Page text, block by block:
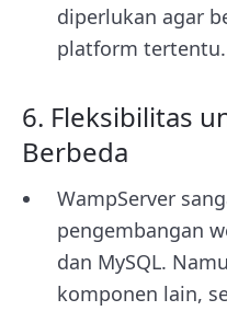
diperlukan agar
platform tertentu.
6. Fleksibilitas
Berbeda
WampServer
pengembangan
dan MySQL.
komponen lain,